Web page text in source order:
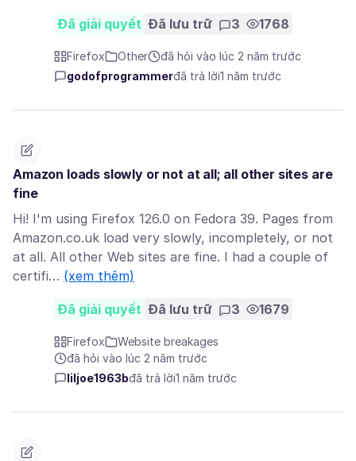
Đã giải quyết Đã lưu trữ 3 1768
Firefox Other
đã hỏi vào lúc 2 năm trước
godofprogrammerđã trả lời1 năm trước
Amazon loads slowly or not at all; all other sites are
fine
Hi! I'm using Firefox 126.0 on Fedora 39. Pages from
Amazon.co.uk load very slowly, incompletely, or not
at all. All other Web sites are fine. I had a couple of
certifi… (xem thêm)
Đã giải quyết Đã lưu trữ 3 1679
Firefox
Website breakages
đã hỏi vào lúc 2 năm trước
liljoe1963bđã trả lời1 năm trước